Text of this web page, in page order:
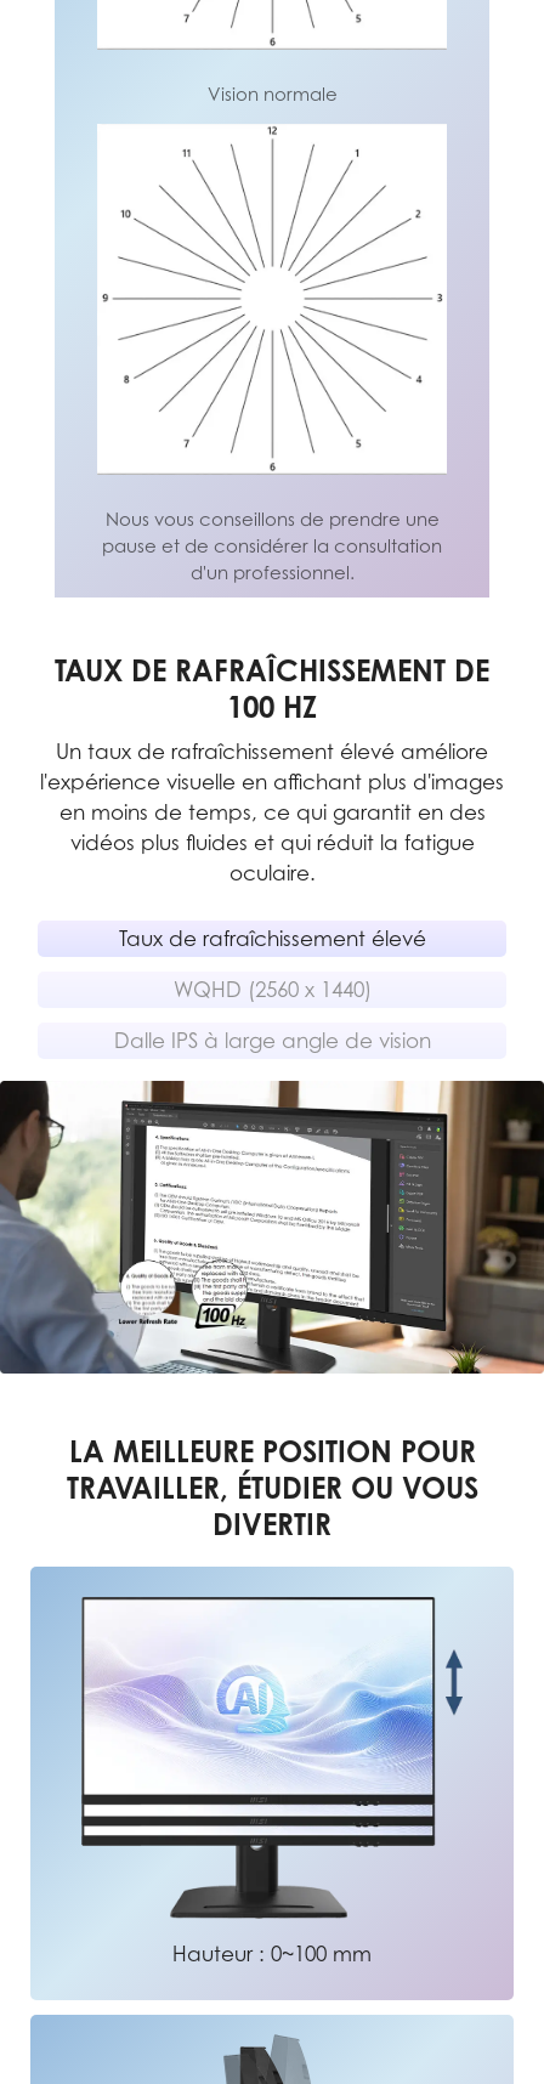
Vision normale
Nous vous conseillons de prendre une
pause et de considérer la consultation
d'un professionnel.
Vision normale
Nous vous conseillons de prendre une
TAUX DE RAFRAÎCHISSEMENT DE
100 HZ
Un taux de rafraîchissement élevé améliore
l'expérience visuelle en affichant plus d'images
en moins de temps, ce qui garantit en des
vidéos plus fluides et qui réduit la fatigue
oculaire.
Taux de rafraîchissement élevé
WQHD (2560 x 1440)
Dalle IPS à large angle de vision
LA MEILLEURE POSITION POUR
TRAVAILLER, ÉTUDIER OU VOUS
DIVERTIR
Hauteur : 0~100 mm